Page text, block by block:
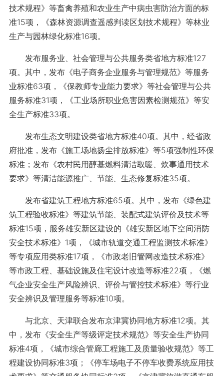
技术规程》等畜禽养殖和农业生产中病虫害防治方面的标
准15项，《森林资源调查遥感判读区划技术规程》等林业
生产与园林绿化标准16项。
发布服务业、社会管理与公共服务类省地方标准127
项。其中，发布《电子商务企业服务与管理规范》等服务
业标准63项，《保教师专业能力要求》等社会管理与公共
服务标准31项，《工业场所职业危害因素检测规范》等安
全生产标准33项。
发布生态文明建设类省地方标准40项。其中，经省政
府批准，发布《施工场地扬尘排放标准》等5项强制性环保
标准；发布《农村民用醇基燃料清洁取暖、炊事通用技术
要求》等清洁能源推广、节能、生态修复标准35项。
发布省建筑工程地方标准65项。其中，发布《绿色建
筑工程验收标准》等建筑节能、装配式建筑评价及技术等
标准15项，服务雄安新区建设的《雄安新区地下空间消防
安全技术标准》1项，《城市轨道交通工程监测技术标准》
等专项应用类标准17项，《市政老旧管网改造技术标准》
等市政工程、基础设施及住宅设计改造等标准22项，《燃
气企业安全生产风险辨识、评价与管控技术标准》等行业
安全辨识及管理服务等标准10项。
与北京、天津联合发布京津冀协同地方标准12项。其
中，发布《安全生产等级评定技术规范》等安全生产协同
标准4项，《城市综合管廊工程施工及质量验收规范》等工
程建设协同标准3项；《停车场电子不停车收费系统应用技